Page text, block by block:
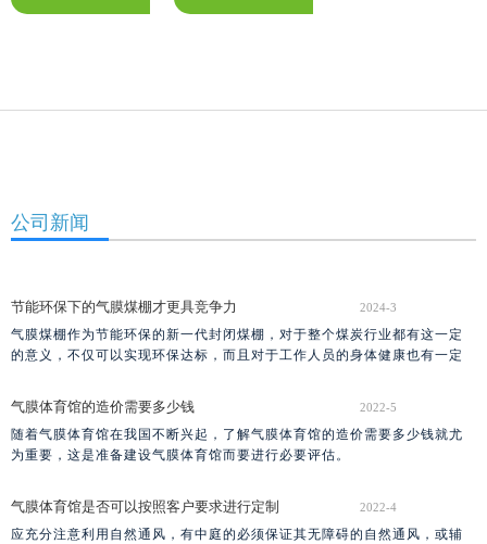
公司新闻
节能环保下的气膜煤棚才更具竞争力 2024-3
气膜煤棚作为节能环保的新一代封闭煤棚，对于整个煤炭行业都有这一定
的意义，不仅可以实现环保达标，而且对于工作人员的身体健康也有一定
气膜体育馆的造价需要多少钱 2022-5
随着气膜体育馆在我国不断兴起，了解气膜体育馆的造价需要多少钱就尤
为重要，这是准备建设气膜体育馆而要进行必要评估。
气膜体育馆是否可以按照客户要求进行定制 2022-4
应充分注意利用自然通风，有中庭的必须保证其无障碍的自然通风，或辅